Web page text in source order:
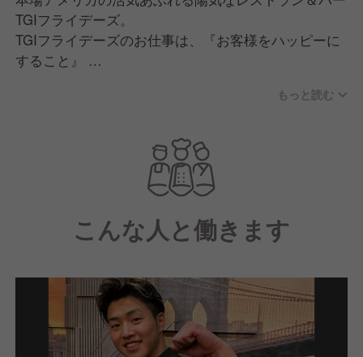
TGIフライデーズ。
TGIフライデーズのお仕事は、『お客様をハッピーに
すること』
『TGIフライデーズ』では、バーテンダーとしてのス
さらに将来は、「お店を運営し、組織を動かせる存
在」を目指してキャリアをスタート。
未来のマネージャーとなるべく、成長を図っていきま
もっと読む
こんな人と働きます